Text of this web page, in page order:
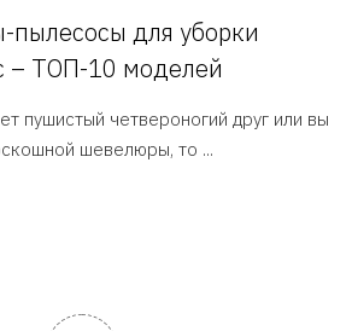
для уборки
– ТОП-10 моделей
пушистый четвероногий друг или вы
шевелюры, то ...